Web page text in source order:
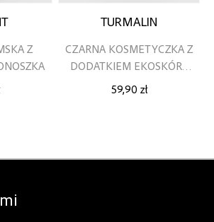
Z
TURMALIN
CZARNA KOSMETYCZKA Z
DODATKIEM EKOSKÓRY
PODRÓŻNA
59,90 zł